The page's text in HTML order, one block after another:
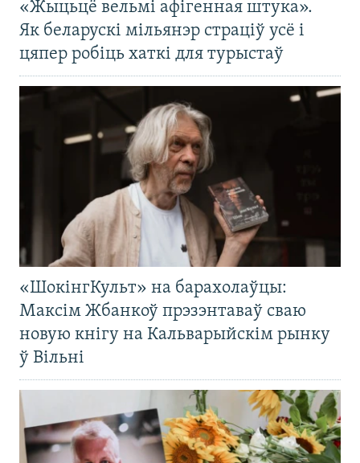
«Жыцьцё вельмі афігенная штука».
Як беларускі мільянэр страціў усё і
цяпер робіць хаткі для турыстаў
«ШокінгКульт» на барахолаўцы:
Максім Жбанкоў прэзэнтаваў сваю
новую кнігу на Кальварыйскім рынку
ў Вільні